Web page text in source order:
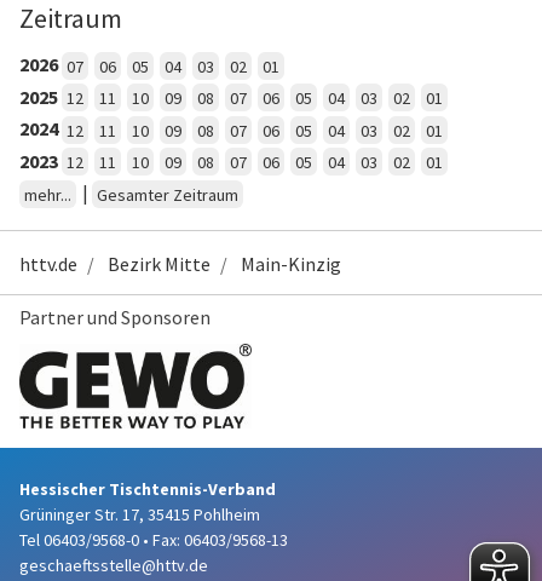
Zeitraum
2026 07 06 05 04 03 02 01
2025 12 11 10 09 08 07 06 05 04 03 02 01
2024 12 11 10 09 08 07 06 05 04 03 02 01
2023 12 11 10 09 08 07 06 05 04 03 02
01
mehr...
| Gesamter Zeitraum
httv.de Bezirk Mitte Main-Kinzig
Partner und Sponsoren
Hessischer Tischtennis-Verband
Grüninger Str. 17, 35415 Pohlheim
Tel 06403/9568-0 • Fax: 06403/9568-13
geschaeftsstelle@httv.de